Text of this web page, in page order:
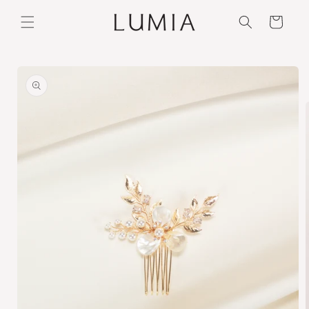
directamente
al contenido
Carrito
información